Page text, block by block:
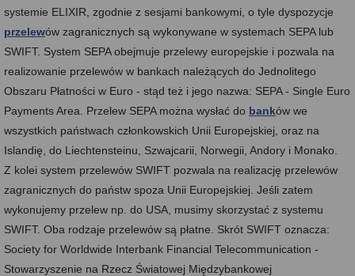
systemie ELIXIR, zgodnie z sesjami bankowymi, o tyle dyspozycje
przelewów zagranicznych są wykonywane w systemach SEPA lub
SWIFT. System SEPA obejmuje przelewy europejskie i pozwala na
realizowanie przelewów w bankach należących do Jednolitego
Obszaru Płatności w Euro - stąd też i jego nazwa: SEPA - Single Euro
Payments Area. Przelew SEPA można wysłać do banków we
wszystkich państwach członkowskich Unii Europejskiej, oraz na
Islandię, do Liechtensteinu, Szwajcarii, Norwegii, Andory i Monako.
Z kolei system przelewów SWIFT pozwala na realizację przelewów
zagranicznych do państw spoza Unii Europejskiej. Jeśli zatem
wykonujemy przelew np. do USA, musimy skorzystać z systemu
SWIFT. Oba rodzaje przelewów są płatne. Skrót SWIFT oznacza:
Society for Worldwide Interbank Financial Telecommunication -
Stowarzyszenie na Rzecz Światowej Międzybankowej